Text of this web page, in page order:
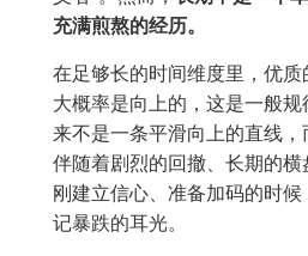
充满煎熬的经历。
在足够长的时间维度里，优
大概率是向上的，这是一般
来不是一条平滑向上的直线
伴随着剧烈的回撤、长期的
刚建立信心、准备加码的时
记暴跌的耳光。